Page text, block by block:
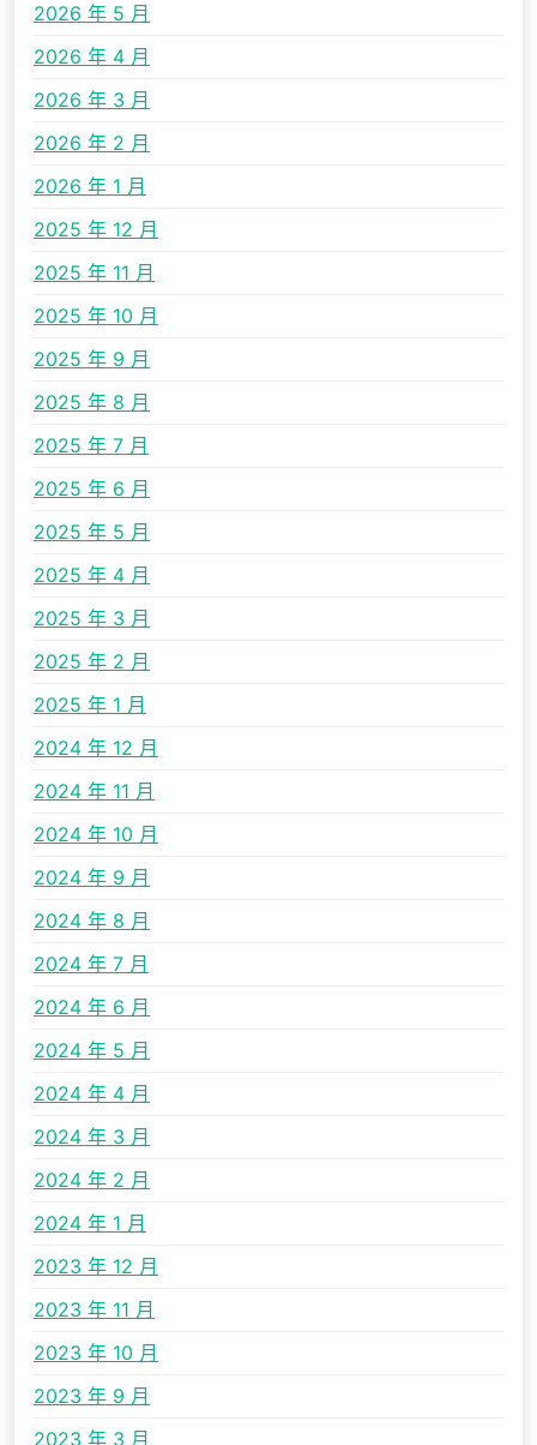
2026 年 5 月
2026 年 4 月
2026 年 3 月
2026 年 2 月
2026 年 1 月
2025 年 12 月
2025 年 11 月
2025 年 10 月
2025 年 9 月
2025 年 8 月
2025 年 7 月
2025 年 6 月
2025 年 5 月
2025 年 4 月
2025 年 3 月
2025 年 2 月
2025 年 1 月
2024 年 12 月
2024 年 11 月
2024 年 10 月
2024 年 9 月
2024 年 8 月
2024 年 7 月
2024 年 6 月
2024 年 5 月
2024 年 4 月
2024 年 3 月
2024 年 2 月
2024 年 1 月
2023 年 12 月
2023 年 11 月
2023 年 10 月
2023 年 9 月
2023 年 3 月